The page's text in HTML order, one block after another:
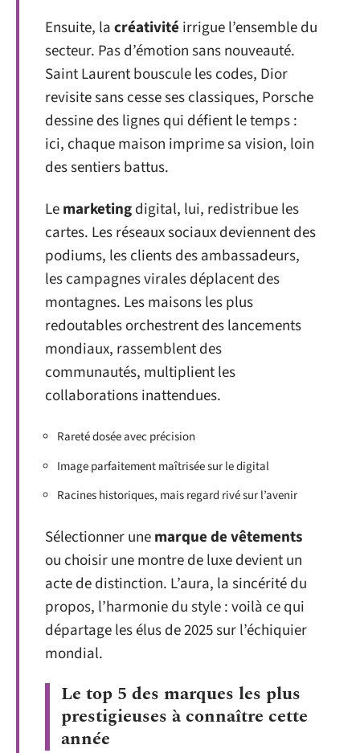
Ensuite, lacréativité irrigue l’ensemble du
secteur. Pas d’émotion sans nouveauté.
Saint Laurent bouscule les codes, Dior
revisite sans cesse ses classiques, Porsche
dessine des lignes qui défient le temps :
ici, chaque maison imprime sa vision, loin
des sentiers battus.
Lemarketingdigital, lui, redistribue les
cartes. Les réseaux sociaux deviennent des
podiums, les clients des ambassadeurs,
les campagnes virales déplacent des
montagnes. Les maisons les plus
redoutables orchestrent des lancements
mondiaux, rassemblent des
communautés, multiplient les
collaborations inattendues.
Rareté dosée avec précision
Image parfaitement maîtrisée sur le digital
Racines historiques, mais regard rivé sur l’avenir
Sélectionner unemarque de vêtements
ou choisir une montre de luxe devient un
acte de distinction. L’aura, la sincérité du
propos, l’harmonie du style : voilà ce qui
départage les élus de 2025 sur l’échiquier
mondial.
Le top 5 des marques les plus
prestigieuses à connaître cette
année